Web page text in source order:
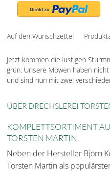
Auf den Wunschzettel
Jetzt kommen die lustigen
grün. Unsere Möwen haben
und sind nun mit zwei
ÜBER DRECHSLEREI
KOMPLETTSORTIMENT
TORSTEN MARTIN
Neben der Hersteller Björn
Torsten Martin als